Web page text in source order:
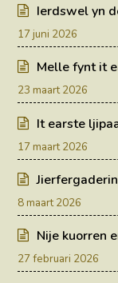
Ierdswel yn
17 juni 2026
Melle fynt it
23 maart 2026
It earste
17 maart 2026
8 maart 2026
Nije kuorren
27 februari 2026